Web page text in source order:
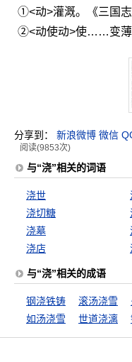
①<动>灌溉。《三国志
②<动使动>使……变薄
分享到： 新浪微博 微信
阅读(9853次)
与“浇”相关的词语
浇世
浇切糖
浇墓
浇店
与“浇”相关的成语
钢浇铁铸 滚汤浇雪
如汤浇雪
世道浇漓